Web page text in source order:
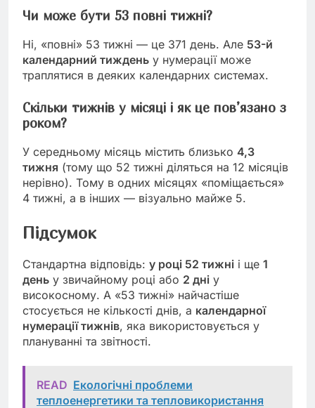
Чи може бути 53 повні тижні?
Ні, «повні» 53 тижні — це 371 день. Але 53-й
календарний тиждень у нумерації може
траплятися в деяких календарних системах.
Скільки тижнів у місяці і як це пов’язано з
роком?
У середньому місяць містить близько 4,3
тижня (тому що 52 тижні діляться на 12 місяців
нерівно). Тому в одних місяцях «поміщається»
4 тижні, а в інших — візуально майже 5.
Підсумок
Стандартна відповідь: у році 52 тижні і ще 1
день у звичайному році або 2 дні у
високосному. А «53 тижні» найчастіше
стосується не кількості днів, а календарної
нумерації тижнів, яка використовується у
плануванні та звітності.
READ Екологічні проблеми
теплоенергетики та тепловикористання